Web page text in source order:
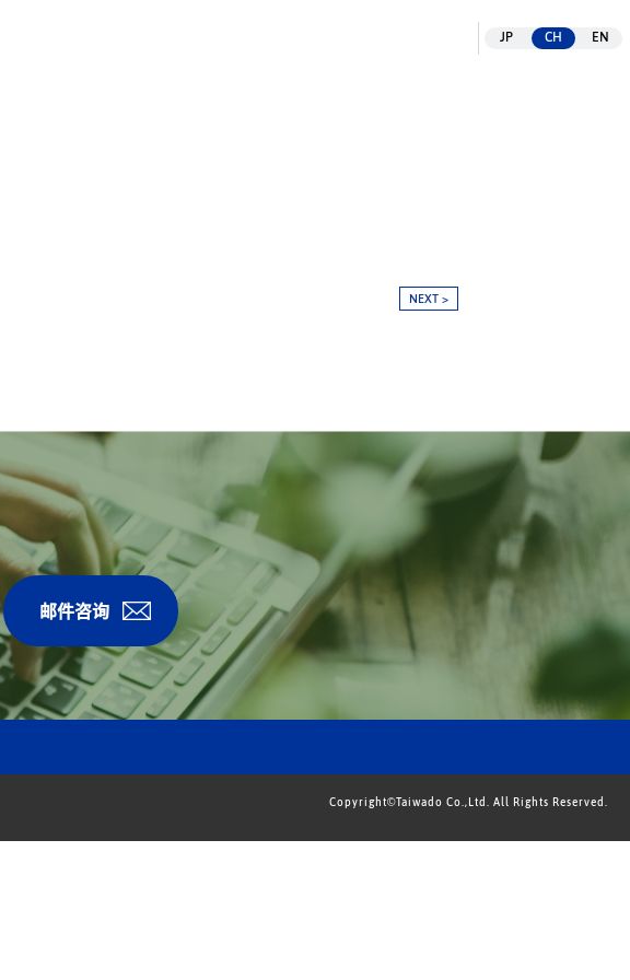
ントに強みがあり、化粧品、保健食品のメーカーとしても国内外に販売展開して
JP CH EN
NEXT >
邮件咨询
Copyright©Taiwado Co.,Ltd. All Rights Reserved.